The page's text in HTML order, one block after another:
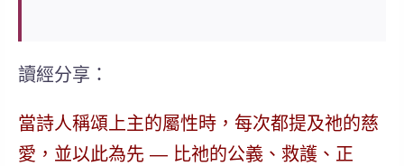
讀經分享：
當詩人稱頌上主的屬性時，每次都提及祂的慈
愛，並以此為先 — 比祂的公義、救護、正